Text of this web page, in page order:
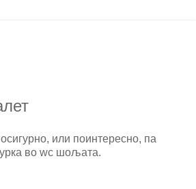
или поинтересно, па
во wc шољата.